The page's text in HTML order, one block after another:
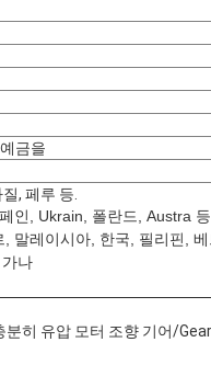
금을
, 페루 등.
인, Ukrain, 폴란드, Austra
말레이시아, 한국, 필리핀,
나
히 유압 모터 조향 기어/